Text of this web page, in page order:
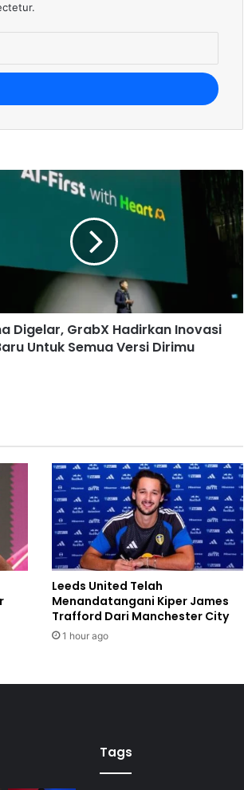
Digelar, GrabX Hadirkan Inovasi
Untuk Semua Versi Dirimu
Leeds United Telah
Menandatangani Kiper James
Trafford Dari Manchester City
1 hour ago
Tags